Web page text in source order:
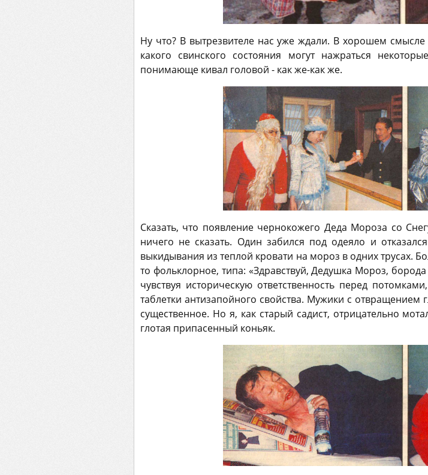
Ну что? В вытрезвителе нас уже ждали. В хорошем
какого свинского состояния могут нажраться
понимающе кивал головой - как же-как же.
Сказать, что появление чернокожего Деда Мороза со
ничего не сказать. Один забился под одеяло и
выкидывания из теплой кровати на мороз в одних трусах.
то фольклорное, типа: «Здравствуй, Дедушка Мороз,
чувствуя историческую ответственность перед
таблетки антизапойного свойства. Мужики с отвращением
существенное. Но я, как старый садист, отрицательно
глотая припасенный коньяк.